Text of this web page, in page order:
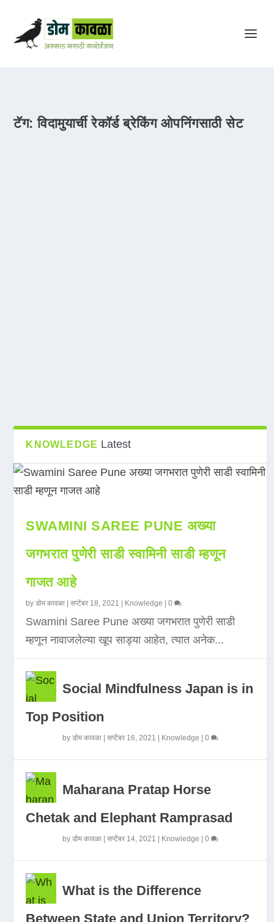
टॅग:विदामुयार्ची रेकॉर्ड ब्रेकिंग ओपनिंगसाठी सेट
KNOWLEDGE Latest
SWAMINI SAREE PUNE अख्या
जगभरात पुणेरी साडी स्वामिनी साडी म्हणून
गाजत आहे
byडोम कावळा |सप्टेंबर 18, 2021 Knowledge |0
Swamini Saree Pune अख्या जगभरात पुणेरी साडी
म्हणून नावाजलेल्या खूप साड्या आहेत, त्यात अनेक...
Social Mindfulness Japan is in
Top Position
byडोम कावळा |सप्टेंबर 16, 2021 Knowledge |0
Maharana Pratap Horse
Chetak and Elephant Ramprasad
byडोम कावळा |सप्टेंबर 14, 2021 Knowledge |0
What is the Difference
Between State and Union Territory?